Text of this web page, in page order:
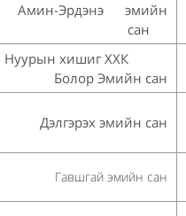
Амин-Эрдэнэ эмийн
сан
Нуурын хишиг ХХК
Болор Эмийн сан
Дэлгэрэх эмийн сан
Гавшгай эмийн сан